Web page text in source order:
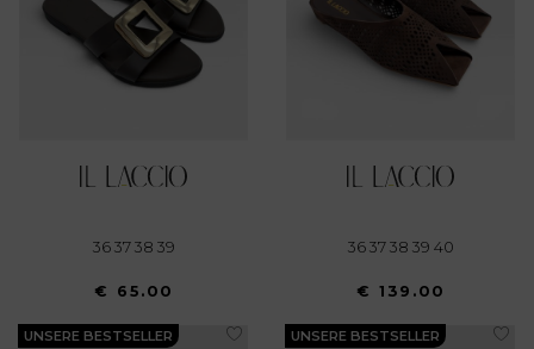
36 37 38 39
€ 65.00
36 37 38 39 40
€ 139.00
UNSERE BESTSELLER UNSERE BESTSELLER